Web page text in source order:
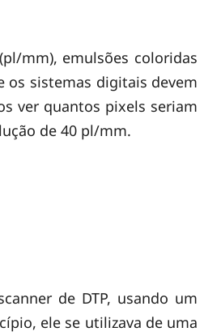
mm), emulsões coloridas
os sistemas digitais devem
ver quantos pixels seriam
de 40 pl/mm.
de DTP, usando um
ele se utilizava de uma